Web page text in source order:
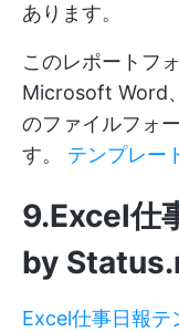
あります。
このレポートフ
Microsoft Word
のファイルフォ
す。 テンプレー
9.Excel仕
by
Excel仕事日報